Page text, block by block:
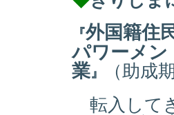
『外国籍住
パワーメン
業』
（助成
転入して